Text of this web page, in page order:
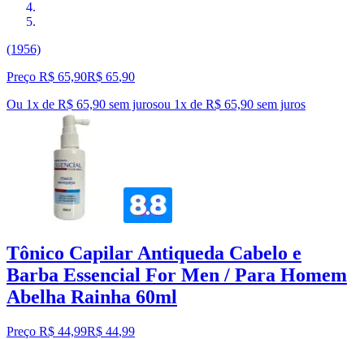
(1956)
Preço R$ 65,90R$ 65,90
Ou 1x de R$ 65,90 sem jurosou 1x de R$ 65,90 sem juros
Tônico Capilar Antiqueda Cabelo e
Barba Essencial For Men / Para Homem
Abelha Rainha 60ml
Preço R$ 44,99R$ 44,99